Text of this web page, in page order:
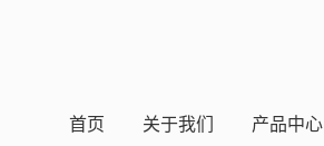
首页 关于我们 产品中心